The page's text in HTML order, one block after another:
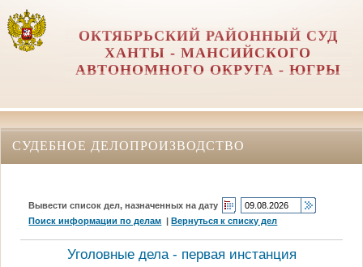
ОКТЯБРЬСКИЙ РАЙОННЫЙ СУД
ХАНТЫ - МАНСИЙСКОГО
АВТОНОМНОГО ОКРУГА - ЮГРЫ
СУДЕБНОЕ ДЕЛОПРОИЗВОДСТВО
Вывести список дел, назначенных на дату
Поиск информации по делам |Вернуться к списку дел
Уголовные дела - первая инстанция